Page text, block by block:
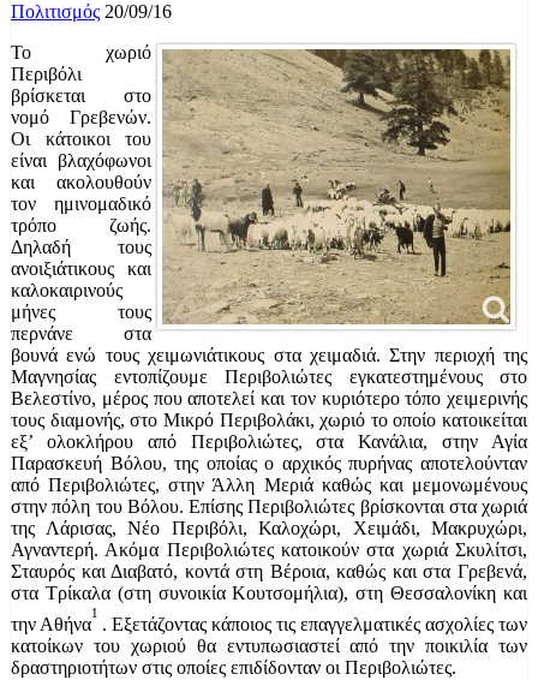
Πολιτισμός 20/09/16
Το χωριό
Περιβόλι
βρίσκεται στο
νομό Γρεβενών.
Οι κάτοικοι του
είναι βλαχόφωνοι
και ακολουθούν
τον ημινομαδικό
τρόπο ζωής.
Δηλαδή τους
ανοιξιάτικους και
καλοκαιρινούς
μήνες τους
περνάνε στα
βουνά ενώ τους χειμωνιάτικους στα χειμαδιά. Στην περιοχή της
Μαγνησίας εντοπίζουμε Περιβολιώτες εγκατεστημένους στο
Βελεστίνο, μέρος που αποτελεί και τον κυριότερο τόπο χειμερινής
τους διαμονής, στο Μικρό Περιβολάκι, χωριό το οποίο κατοικείται
εξ’ ολοκλήρου από Περιβολιώτες, στα Κανάλια, στην Αγία
Παρασκευή Βόλου, της οποίας ο αρχικός πυρήνας αποτελούνταν
από Περιβολιώτες, στην Άλλη Μεριά καθώς και μεμονωμένους
στην πόλη του Βόλου. Επίσης Περιβολιώτες βρίσκονται στα χωριά
της Λάρισας, Νέο Περιβόλι, Καλοχώρι, Χειμάδι, Μακρυχώρι,
Αγναντερή. Ακόμα Περιβολιώτες κατοικούν στα χωριά Σκυλίτσι,
Σταυρός και Διαβατό, κοντά στη Βέροια, καθώς και στα Γρεβενά,
στα Τρίκαλα (στη συνοικία Κουτσομήλια), στη Θεσσαλονίκη και
την Αθήνα
1
. Εξετάζοντας κάποιος τις επαγγελματικές ασχολίες των
κατοίκων του χωριού θα εντυπωσιαστεί από την ποικιλία των
δραστηριοτήτων στις οποίες επιδίδονταν οι Περιβολιώτες.